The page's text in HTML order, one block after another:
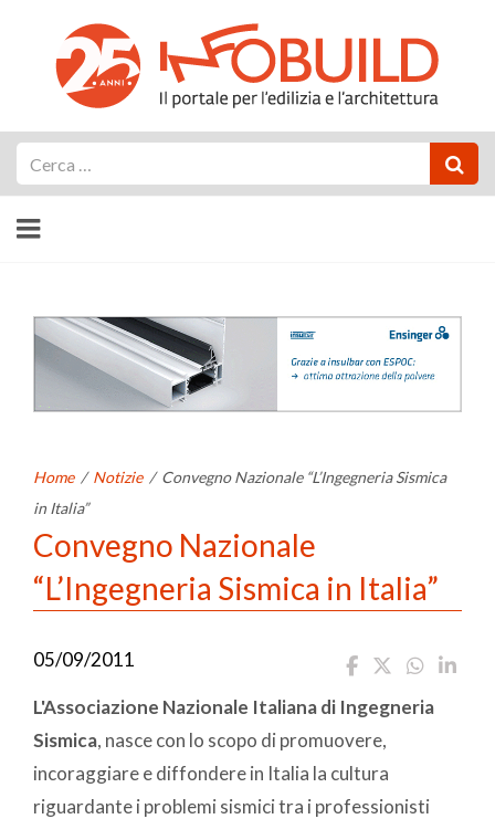
Home / Notizie / Convegno Nazionale “L’Ingegneria Sismica
in Italia”
Convegno Nazionale
“L’Ingegneria Sismica in Italia”
05/09/2011
L'Associazione Nazionale Italiana di Ingegneria
Sismica, nasce con lo scopo di promuovere,
incoraggiare e diffondere in Italia la cultura
riguardante i problemi sismici tra i professionisti